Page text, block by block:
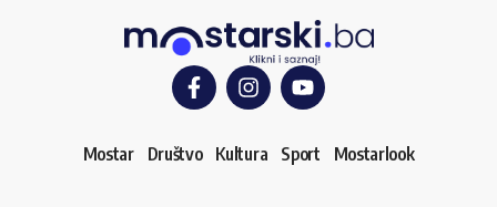
Mostar Društvo Kultura Sport Mostarlook